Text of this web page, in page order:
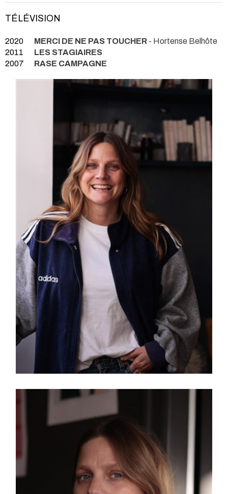
TÉLÉVISION
2020 MERCI DE NE PAS TOUCHER - Hortense Belhôte
2011
LES STAGIAIRES
2007
RASE CAMPAGNE